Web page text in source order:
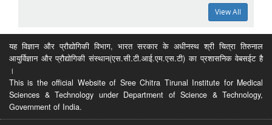
View All
यह विज्ञान और प्रौद्योगिकी विभाग, भारत सरकार के अधीनस्थ श्री चित्रा तिरुनाल
आयुर्विज्ञान और प्रौद्योगिकी संस्थान(एस.सी.टी.आई.एम.एस.टी) का प्रशासनिक वेबसईट है
।
This is the official Website of Sree Chitra Tirunal Institute for Medical
Sciences & Technology under Department of Science & Technology,
Government of India.